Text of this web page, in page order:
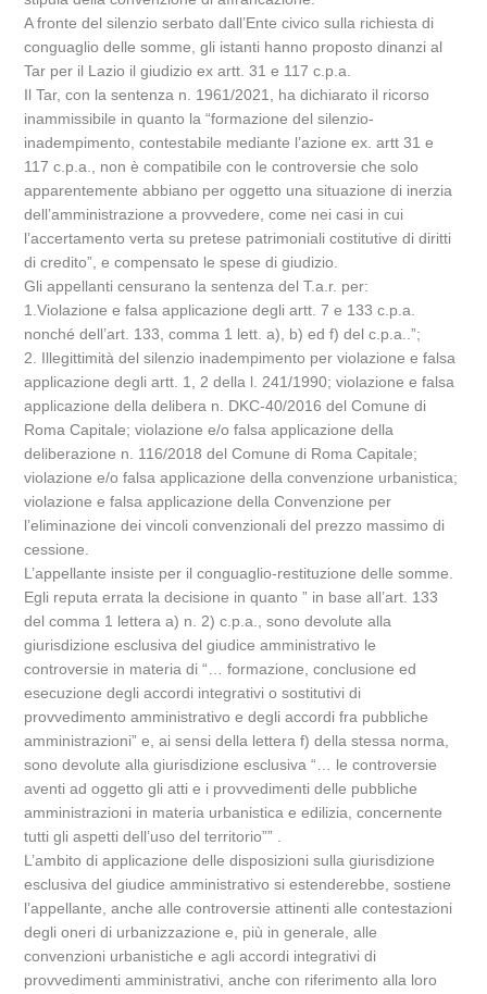
A fronte del silenzio serbato dall’Ente civico sulla richiesta di
conguaglio delle somme, gli istanti hanno proposto dinanzi al
Tar per il Lazio il giudizio ex artt. 31 e 117 c.p.a.
Il Tar, con la sentenza n. 1961/2021, ha dichiarato il ricorso
inammissibile in quanto la “formazione del silenzio-
inadempimento, contestabile mediante l’azione ex. artt 31 e
117 c.p.a., non è compatibile con le controversie che solo
apparentemente abbiano per oggetto una situazione di inerzia
dell’amministrazione a provvedere, come nei casi in cui
l’accertamento verta su pretese patrimoniali costitutive di diritti
di credito”, e compensato le spese di giudizio.
Gli appellanti censurano la sentenza del T.a.r. per:
1.Violazione e falsa applicazione degli artt. 7 e 133 c.p.a.
nonché dell’art. 133, comma 1 lett. a), b) ed f) del c.p.a..”;
2. Illegittimità del silenzio inadempimento per violazione e falsa
applicazione degli artt. 1, 2 della l. 241/1990; violazione e falsa
applicazione della delibera n. DKC-40/2016 del Comune di
Roma Capitale; violazione e/o falsa applicazione della
deliberazione n. 116/2018 del Comune di Roma Capitale;
violazione e/o falsa applicazione della convenzione urbanistica;
violazione e falsa applicazione della Convenzione per
l’eliminazione dei vincoli convenzionali del prezzo massimo di
cessione.
L’appellante insiste per il conguaglio-restituzione delle somme.
Egli reputa errata la decisione in quanto ” in base all’art. 133
del comma 1 lettera a) n. 2) c.p.a., sono devolute alla
giurisdizione esclusiva del giudice amministrativo le
controversie in materia di “… formazione, conclusione ed
esecuzione degli accordi integrativi o sostitutivi di
provvedimento amministrativo e degli accordi fra pubbliche
amministrazioni” e, ai sensi della lettera f) della stessa norma,
sono devolute alla giurisdizione esclusiva “… le controversie
aventi ad oggetto gli atti e i provvedimenti delle pubbliche
amministrazioni in materia urbanistica e edilizia, concernente
tutti gli aspetti dell’uso del territorio”” .
L’ambito di applicazione delle disposizioni sulla giurisdizione
esclusiva del giudice amministrativo si estenderebbe, sostiene
l’appellante, anche alle controversie attinenti alle contestazioni
degli oneri di urbanizzazione e, più in generale, alle
convenzioni urbanistiche e agli accordi integrativi di
provvedimenti amministrativi, anche con riferimento alla loro